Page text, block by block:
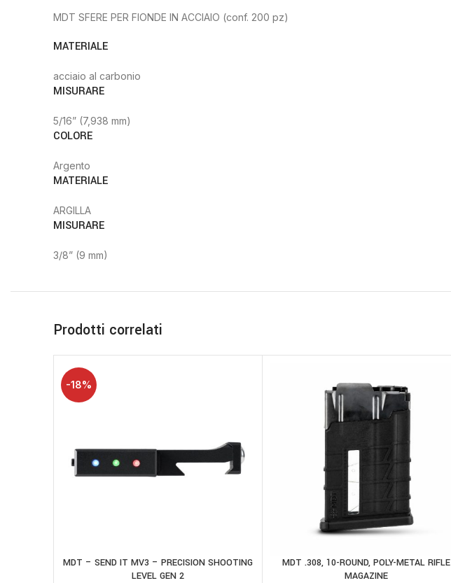
MDT SFERE PER FIONDE IN ACCIAIO (conf. 200 pz)
MATERIALE
acciaio al carbonio
MISURARE
5/16” (7,938 mm)
COLORE
Argento
MATERIALE
ARGILLA
MISURARE
3/8” (9 mm)
Prodotti correlati
-18%
AGGIUNGI AL CARRELLO
MDT – SEND IT MV3 – PRECISION SHOOTING
LEVEL GEN 2
AGGIUNGI AL CARRELLO
MDT .308, 10-ROUND, POLY-METAL RIFLE
MAGAZINE